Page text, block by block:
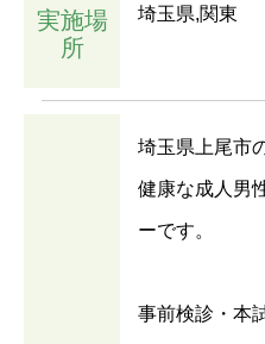
実施場
所
埼玉県,関東
埼玉県上尾市
健康な成人男
ーです。
事前検診・本